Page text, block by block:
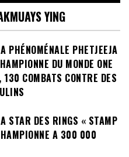
YING
PHÉNOMÉNALE PHETJEEJA
DU MONDE ONE
COMBATS CONTRE DES
STAR DES RINGS « STAMP
A 300 000